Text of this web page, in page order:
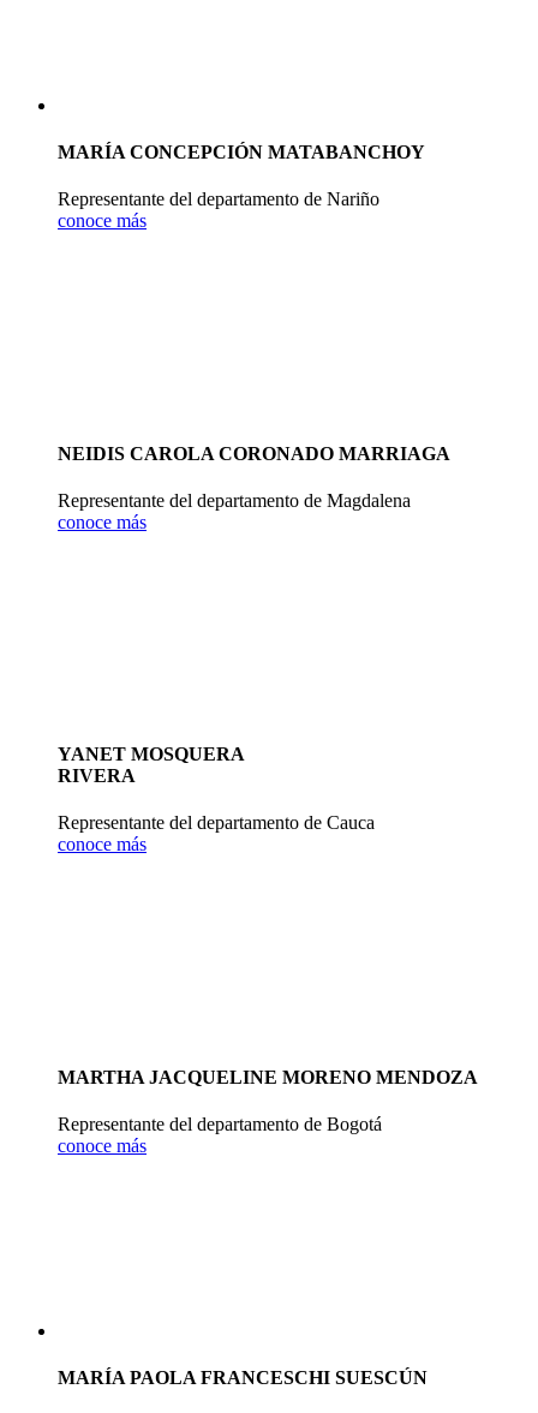
MARÍA CONCEPCIÓN MATABANCHOY
Representante del departamento de Nariño
conoce más
NEIDIS CAROLA CORONADO MARRIAGA
Representante del departamento de Magdalena
conoce más
YANET MOSQUERA
RIVERA
Representante del departamento de Cauca
conoce más
MARTHA JACQUELINE MORENO MENDOZA
Representante del departamento de Bogotá
conoce más
MARÍA PAOLA FRANCESCHI SUESCÚN